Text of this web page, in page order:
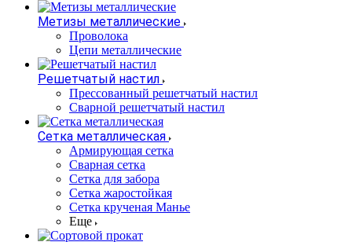
Метизы металлические
Проволока
Цепи металлические
Решетчатый настил
Прессованный решетчатый настил
Сварной решетчатый настил
Сетка металлическая
Армирующая сетка
Сварная сетка
Сетка для забора
Сетка жаростойкая
Сетка крученая Манье
Еще